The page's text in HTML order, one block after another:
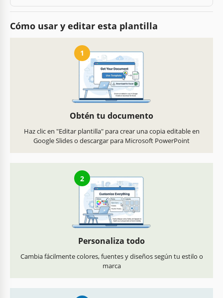
Cómo usar y editar esta plantilla
1
Obtén tu documento
Haz clic en "Editar plantilla" para crear una copia editable en
Google Slides o descargar para Microsoft PowerPoint
2
Personaliza todo
Cambia fácilmente colores, fuentes y diseños según tu estilo o
marca